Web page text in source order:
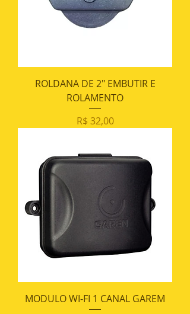
ROLDANA DE 2" EMBUTIR E
ROLAMENTO
Preço
R$ 32,00
MODULO WI-FI 1 CANAL GAREM